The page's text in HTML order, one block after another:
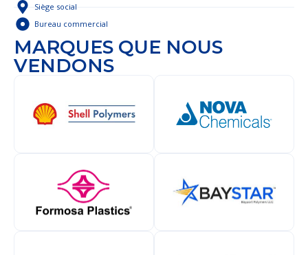
Siège social
Bureau commercial
MARQUES QUE NOUS
VENDONS